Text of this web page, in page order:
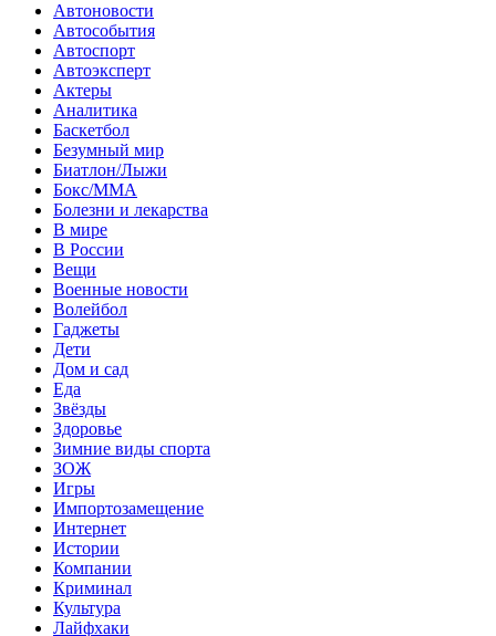
Автоновости
Автособытия
Автоспорт
Автоэксперт
Актеры
Аналитика
Баскетбол
Безумный мир
Биатлон/Лыжи
Бокс/MMA
Болезни и лекарства
В мире
В России
Вещи
Военные новости
Волейбол
Гаджеты
Дети
Дом и сад
Еда
Звёзды
Здоровье
Зимние виды спорта
ЗОЖ
Игры
Импортозамещение
Интернет
Истории
Компании
Криминал
Культура
Лайфхаки